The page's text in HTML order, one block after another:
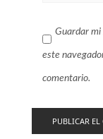
Guardar mi
este
comentario.